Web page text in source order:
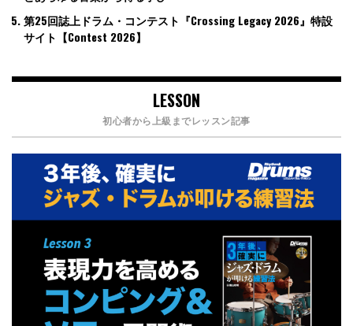
第25回誌上ドラム・コンテスト『Crossing Legacy 2026』特設
サイト【Contest 2026】
LESSON
初心者から上級までレッスン記事